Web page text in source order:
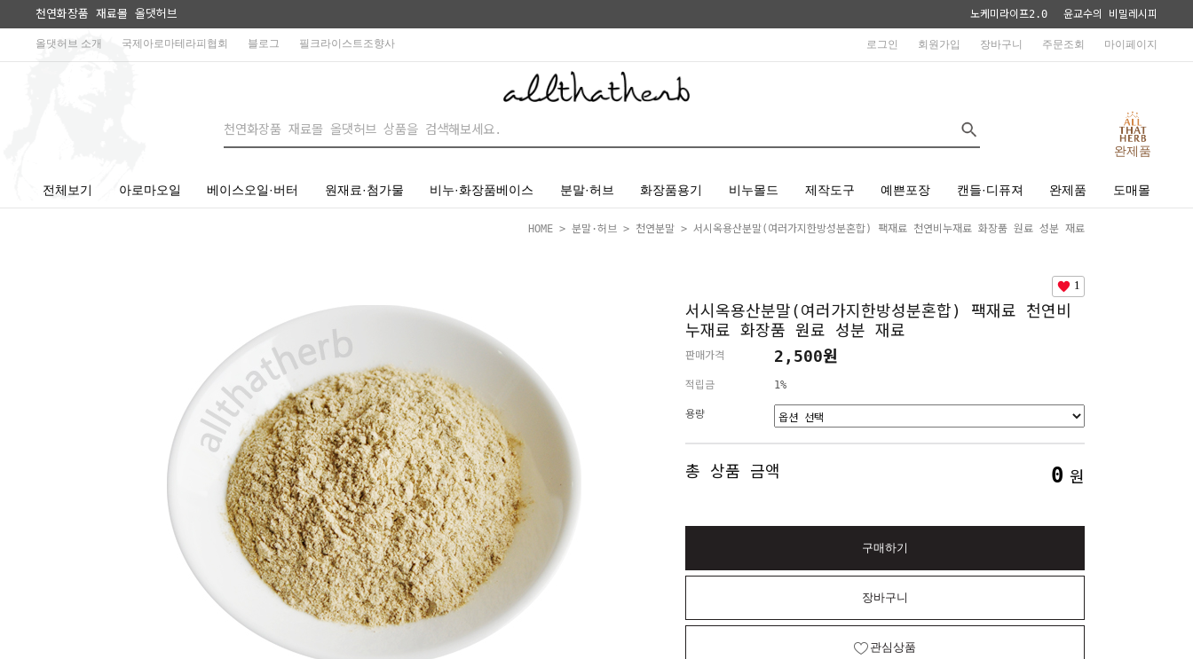
천연화장품 재료몰 올댓허브 노케미라이프2.0 윤교수의 비밀레시피
올댓허브 소개 국제아로마테라피협회 블로그 필크라이스트조향사 로그인 회원가입 장바구니 주문조회 마이페이지
완제품
전체보기 아로마오일 베이스오일·버터 원재료·첨가물 비누·화장품베이스 분말·허브 화장품용기 비누몰드 제작도구 예쁜포장 캔들·디퓨져 완제품 도매몰
HOME > 분말·허브 > 천연분말 > 서시옥용산분말(여러가지한방성분혼합) 팩재료 천연비누재료 화장품 원료 성분 재료
1
서시옥용산분말(여러가지한방성분혼합) 팩재료 천연비
누재료 화장품 원료 성분 재료
판매가격 2,500원
적립금 1%
용량
총 상품 금액 0 원
구매하기
장바구니
관심상품